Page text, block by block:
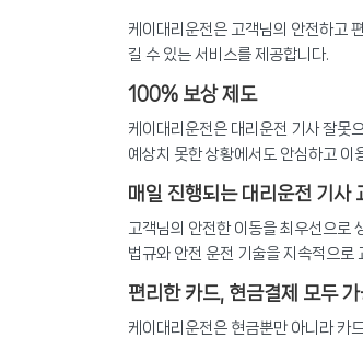
케이대리운전은 고객님의 안전하고
길 수 있는 서비스를 제공합니다.
100% 보상 제도
케이대리운전은 대리운전 기사 잘못
예상치 못한 상황에서도 안심하고 이
매일 진행되는 대리운전 기사
고객님의 안전한 이동을 최우선으로
법규와 안전 운전 기술을 지속적으로
편리한 카드, 현금결제 모두
케이대리운전은 현금뿐만 아니라 카